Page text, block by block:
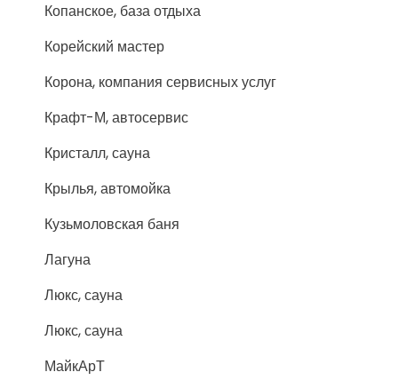
Копанское, база отдыха
Корейский мастер
Корона, компания сервисных услуг
Крафт-М, автосервис
Кристалл, сауна
Крылья, автомойка
Кузьмоловская баня
Лагуна
Люкс, сауна
Люкс, сауна
МайкАрТ